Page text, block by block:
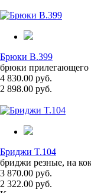
Брюки B.399
брюки прилегающего
4 830.00 руб.
2 898.00 руб.
Бриджи T.104
бриджи резные, на
3 870.00 руб.
2 322.00 руб.